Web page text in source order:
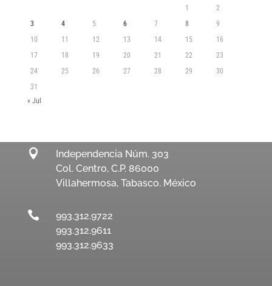
1
2
3
4 5 6 7 8
9
10
11 12 13 14 15
16
17
18 19 20 21 22
23
24
25 26 27 28 29
30
31
« Jul

Independencia Núm. 303
Col. Centro, C.P. 86000
Villahermosa, Tabasco. México

993.312.9722
993.312.9611
993.312.9633